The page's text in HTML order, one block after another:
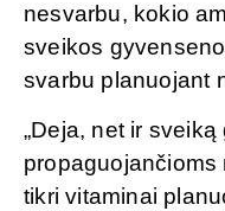
nesvarbu, kokio
sveikos
svarbu planuojant
„Deja, net ir
propaguojančioms
tikri vitaminai